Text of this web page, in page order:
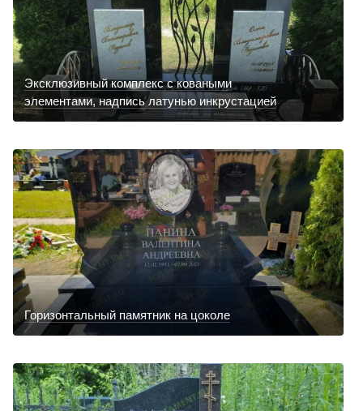
Эксклюзивный комплекс с коваными
элементами, надпись латунью инкрустацией
Горизонтальный памятник на цоколе